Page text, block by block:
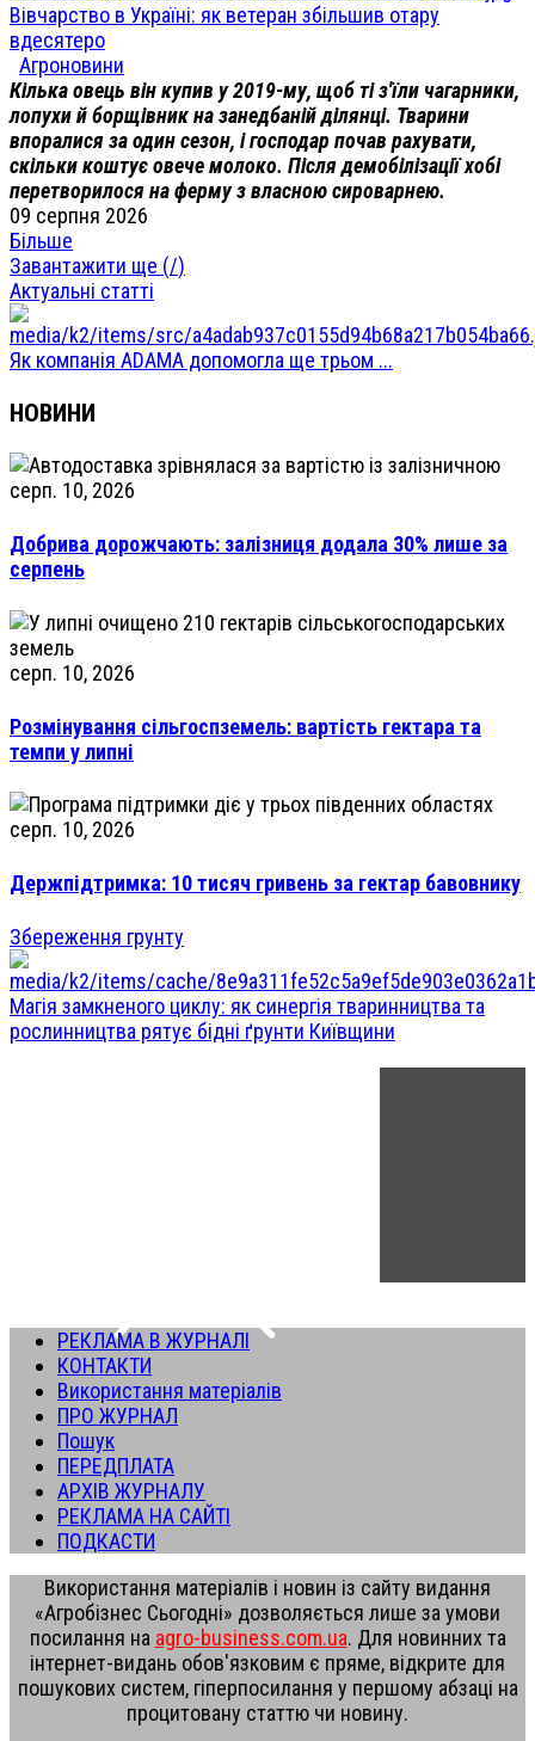
Вівчарство в Україні: як ветеран збільшив отару
вдесятеро
Агроновини
Кілька овець він купив у 2019-му, щоб ті з'їли чагарники,
лопухи й борщівник на занедбаній ділянці. Тварини
впоралися за один сезон, і господар почав рахувати,
скільки коштує овече молоко. Після демобілізації хобі
перетворилося на ферму з власною сироварнею.
09 серпня 2026
Більше
Завантажити ще (/)
Актуальні статті
Як компанія ADAMA допомогла ще трьом ...
НОВИНИ
серп. 10, 2026
Добрива дорожчають: залізниця додала 30% лише за
серпень
серп. 10, 2026
Розмінування сільгоспземель: вартість гектара та
темпи у липні
серп. 10, 2026
Держпідтримка: 10 тисяч гривень за гектар бавовнику
Збереження грунту
Магія замкненого циклу: як синергія тваринництва та
рослинництва рятує бідні ґрунти Київщини
РЕКЛАМА В ЖУРНАЛІ
КОНТАКТИ
Використання матеріалів
ПРО ЖУРНАЛ
Пошук
ПЕРЕДПЛАТА
АРХІВ ЖУРНАЛУ
РЕКЛАМА НА САЙТІ
ПОДКАСТИ
Використання матеріалів і новин із сайту видання
«Агробізнес Сьогодні» дозволяється лише за умови
посилання на agro-business.com.ua. Для новинних та
інтернет-видань обов'язковим є пряме, відкрите для
пошукових систем, гіперпосилання у першому абзаці на
процитовану статтю чи новину.